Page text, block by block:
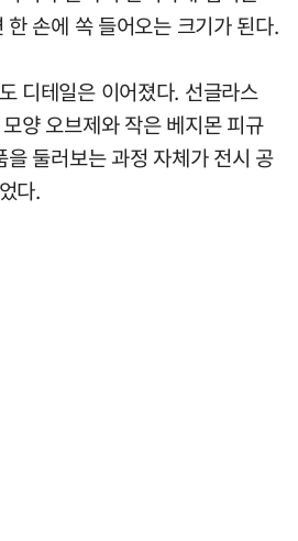
손에 쏙 들어오는 크기가 된다.
디테일은 이어졌다. 선글라스
양 오브제와 작은 베지몬 피규
둘러보는 과정 자체가 전시 공
다.